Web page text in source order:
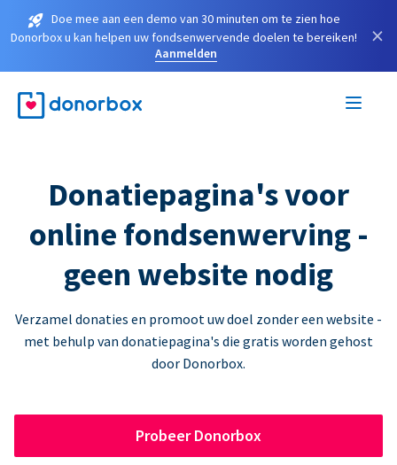
Doe mee aan een demo van 30 minuten om te zien hoe
Donorbox u kan helpen uw fondsenwervende doelen te bereiken!
Aanmelden
×
Donatiepagina's voor
online fondsenwerving -
geen website nodig
Verzamel donaties en promoot uw doel zonder een website -
met behulp van donatiepagina's die gratis worden gehost
door Donorbox.
Probeer Donorbox